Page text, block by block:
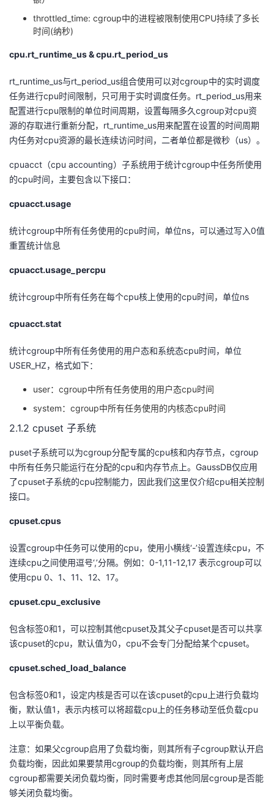
throttled_time: cgroup中的进程被限制使用CPU持续了多长
时间(纳秒)
cpu.rt_runtime_us & cpu.rt_period_us
rt_runtime_us与rt_period_us组合使用可以对cgroup中的实时调度
任务进行cpu时间限制，只可用于实时调度任务。rt_period_us用来
配置进行cpu限制的单位时间周期，设置每隔多久cgroup对cpu资
源的存取进行重新分配，rt_runtime_us用来配置在设置的时间周期
内任务对cpu资源的最长连续访问时间，二者单位都是微秒（us）。
cpuacct（cpu accounting）子系统用于统计cgroup中任务所使用
的cpu时间，主要包含以下接口：
cpuacct.usage
统计cgroup中所有任务使用的cpu时间，单位ns，可以通过写入0值
重置统计信息
cpuacct.usage_percpu
统计cgroup中所有任务在每个cpu核上使用的cpu时间，单位ns
cpuacct.stat
统计cgroup中所有任务使用的用户态和系统态cpu时间，单位
USER_HZ，格式如下：
user：cgroup中所有任务使用的用户态cpu时间
system：cgroup中所有任务使用的内核态cpu时间
2.1.2 cpuset 子系统
puset子系统可以为cgroup分配专属的cpu核和内存节点，cgroup
中所有任务只能运行在分配的cpu和内存节点上。GaussDB仅应用
了cpuset子系统的cpu控制能力，因此我们这里仅介绍cpu相关控制
接口。
cpuset.cpus
设置cgroup中任务可以使用的cpu，使用小横线‘-’设置连续cpu，不
连续cpu之间使用逗号‘,’分隔。例如：0-1,11-12,17 表示cgroup可以
使用cpu 0、1、11、12、17。
cpuset.cpu_exclusive
包含标签0和1，可以控制其他cpuset及其父子cpuset是否可以共享
该cpuset的cpu，默认值为0，cpu不会专门分配给某个cpuset。
cpuset.sched_load_balance
包含标签0和1，设定内核是否可以在该cpuset的cpu上进行负载均
衡，默认值1，表示内核可以将超载cpu上的任务移动至低负载cpu
上以平衡负载。
注意：如果父cgroup启用了负载均衡，则其所有子cgroup默认开启
负载均衡，因此如果要禁用cgroup的负载均衡，则其所有上层
cgroup都需要关闭负载均衡，同时需要考虑其他同层cgroup是否能
够关闭负载均衡。